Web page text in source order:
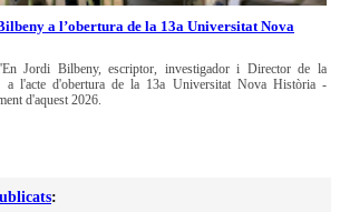
a l’obertura de la 13a Universitat Nova
Jordi Bilbeny, escriptor, investigador i Director de la
a l'acte d'obertura de la 13a Universitat Nova Història -
d'aquest 2026.
: